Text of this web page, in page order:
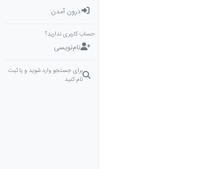
درون آمدن
حساب کاربری ندارید؟
نام‌نویسی
برای جستجو وارد شوید و یا ثبت
نام کنید